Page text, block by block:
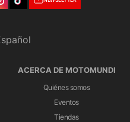
ACERCA DE MOTOMUNDI
Quiénes somos
Eventos
Tiendas